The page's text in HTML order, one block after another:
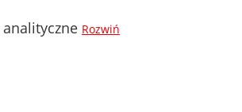
Rozwiń